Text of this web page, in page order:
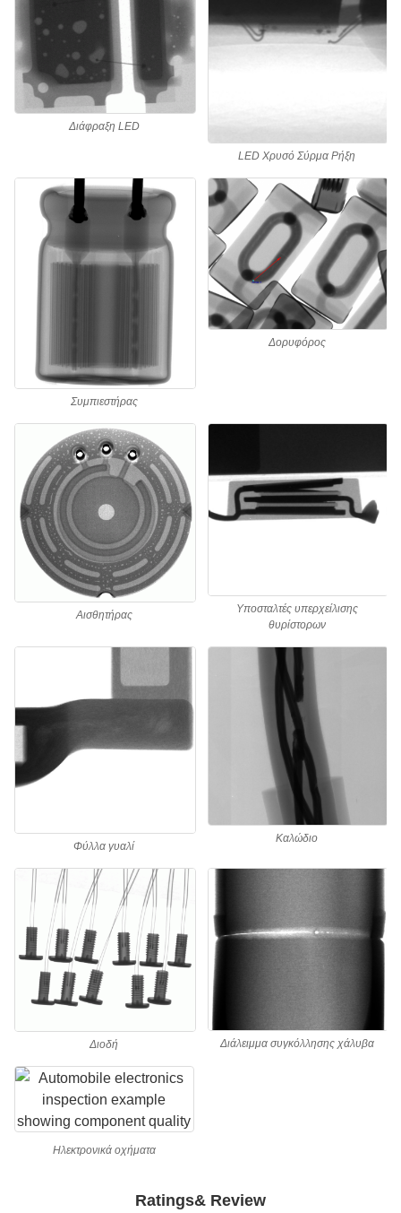
Διάφραξη LED
LED Χρυσό Σύρμα Ρήξη
Συμπιεστήρας
Δορυφόρος
Αισθητήρας
Υποσταλτές υπερχείλισης
θυρίστορων
Φύλλα γυαλί
Καλώδιο
Διοδή Διάλειμμα συγκόλλησης χάλυβα
Ηλεκτρονικά οχήματα
Ratings& Review